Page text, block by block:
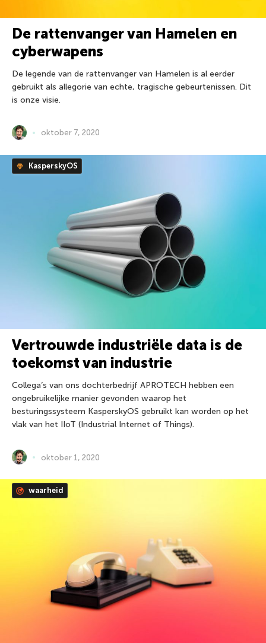
De rattenvanger van Hamelen en
cyberwapens
De legende van de rattenvanger van Hamelen is al eerder
gebruikt als allegorie van echte, tragische gebeurtenissen. Dit
is onze visie.
oktober 7, 2020
KasperskyOS
Vertrouwde industriële data is de
toekomst van industrie
Collega’s van ons dochterbedrijf APROTECH hebben een
ongebruikelijke manier gevonden waarop het
besturingssysteem KasperskyOS gebruikt kan worden op het
vlak van het IIoT (Industrial Internet of Things).
oktober 1, 2020
waarheid